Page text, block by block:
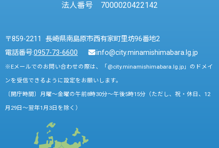
法人番号 7000020422142
〒859-2211 長崎県南島原市西有家町里坊96番地2
電話番号:0957-73-6600 info@city.minamishimabara.lg.jp
※Eメールでのお問い合わせの際は、「@city.minamishimabara.lg.jp」のドメイ
ンを受信できるように設定をお願いします。
〔開庁時間〕月曜～金曜の午前8時30分～午後5時15分（ただし、祝・休日、12
月29日～翌年1月3日を除く）